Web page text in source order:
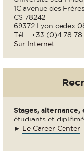
1C avenue des
CS 78242
69372 Lyon cedex
Tél. : +33 (0)4 78 78
Sur Internet
Stages, alternance,
étudiants et
► Le Career Center